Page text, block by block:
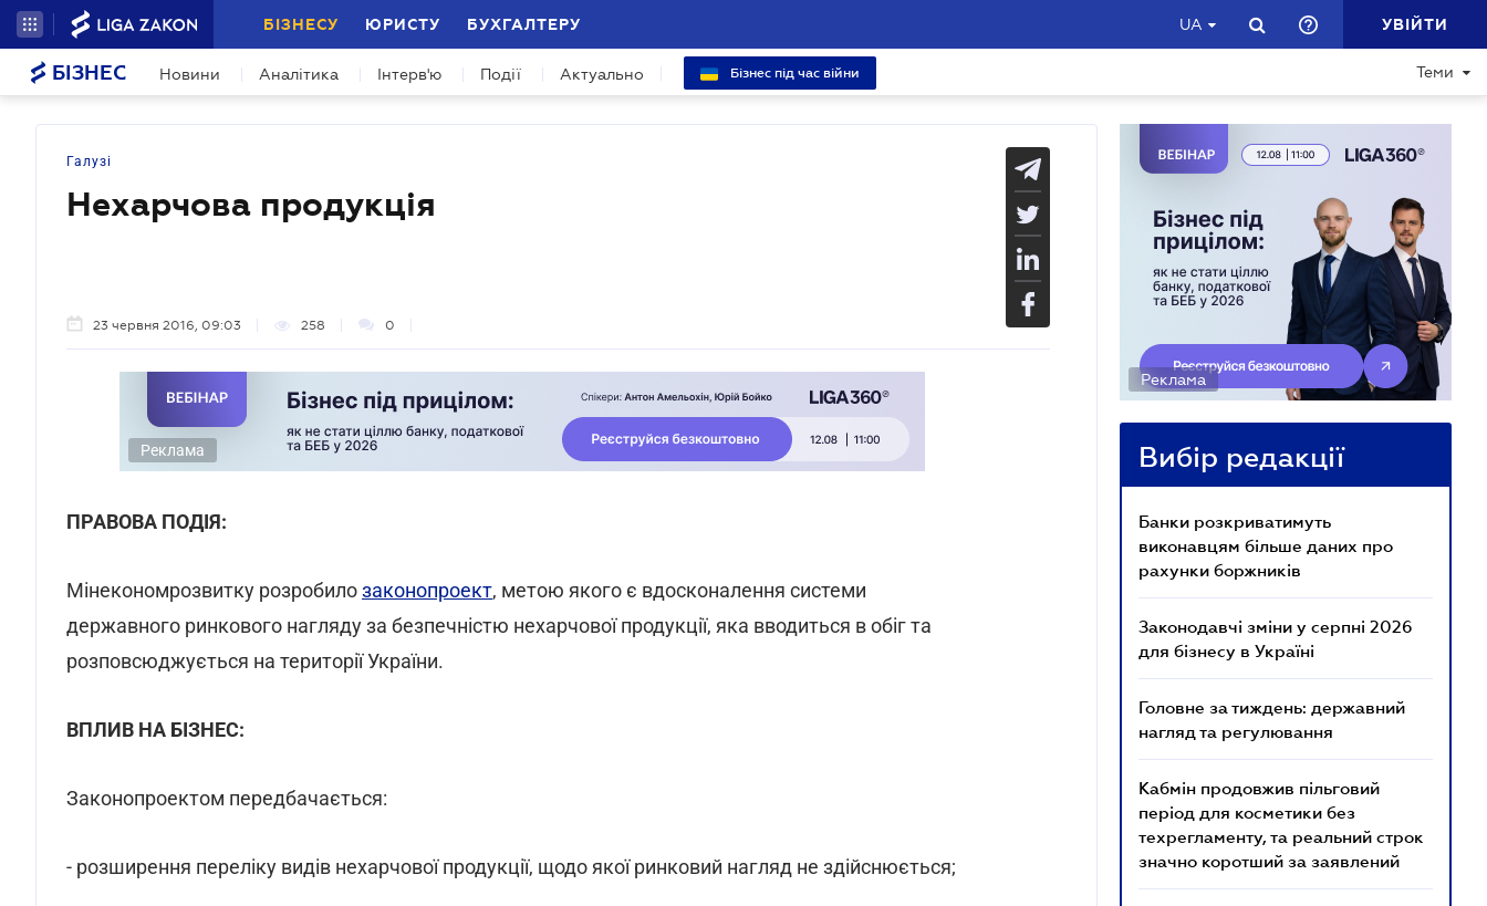
БІЗНЕСУ ЮРИСТУ БУХГАЛТЕРУ UA УВІЙТИ
БІЗНЕС Новини Аналітика Інтерв'ю Події Актуально Бізнес під час війни Теми
Галузі
Нехарчова продукція
23 червня 2016, 09:03 258 0
Реклама
ПРАВОВА ПОДІЯ:
Мінекономрозвитку розробилозаконопроект, метою якого є вдосконалення системи
державного ринкового нагляду за безпечністю нехарчової продукції, яка вводиться в обіг та
розповсюджується на території України.
ВПЛИВ НА БІЗНЕС:
Законопроектом передбачається:
- розширення переліку видів нехарчової продукції, щодо якої ринковий нагляд не здійснюється;
Реклама
Вибір редакції
Банки розкриватимуть
виконавцям більше даних про
рахунки боржників
Законодавчі зміни у серпні 2026
для бізнесу в Україні
Головне за тиждень: державний
нагляд та регулювання
Кабмін продовжив пільговий
період для косметики без
техрегламенту, та реальний строк
значно коротший за заявлений